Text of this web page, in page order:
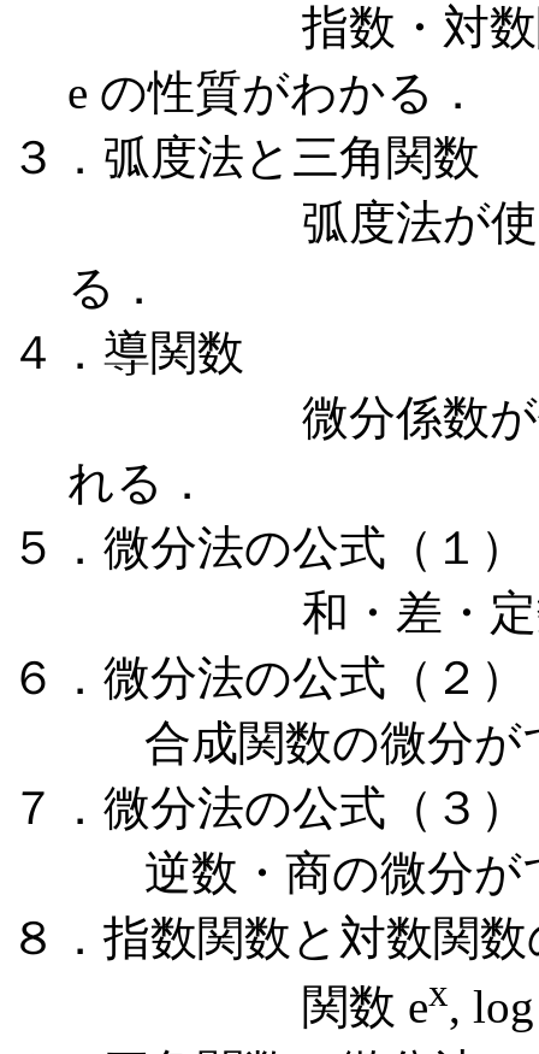
指数・対数関数
e の性質がわかる．
３．弧度法と三角関数
弧度法が使える
る．
４．導関数
微分係数が何か
れる．
５．微分法の公式（１）
和・差・定数倍
６．微分法の公式（２）
合成関数の微分が
７．微分法の公式（３）
逆数・商の微分が
８．指数関数と対数関
関数 ex,